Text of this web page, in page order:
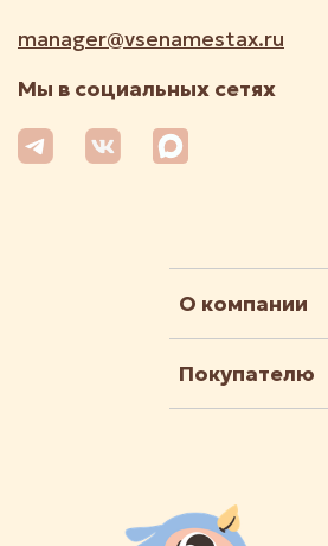
О компании
Покупателю
manager@vsenamestax.ru
Мы в социальных сетях